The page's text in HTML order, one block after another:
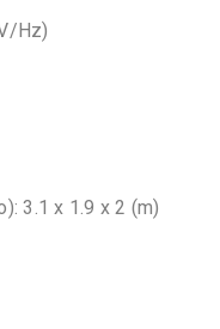
Hz)
3.1 x 1.9 x 2 (m)